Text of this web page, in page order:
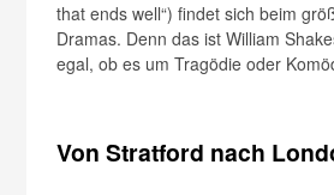
that ends well“) findet sich beim
Dramas. Denn das ist William
egal, ob es um Tragödie oder
Von Stratford nach